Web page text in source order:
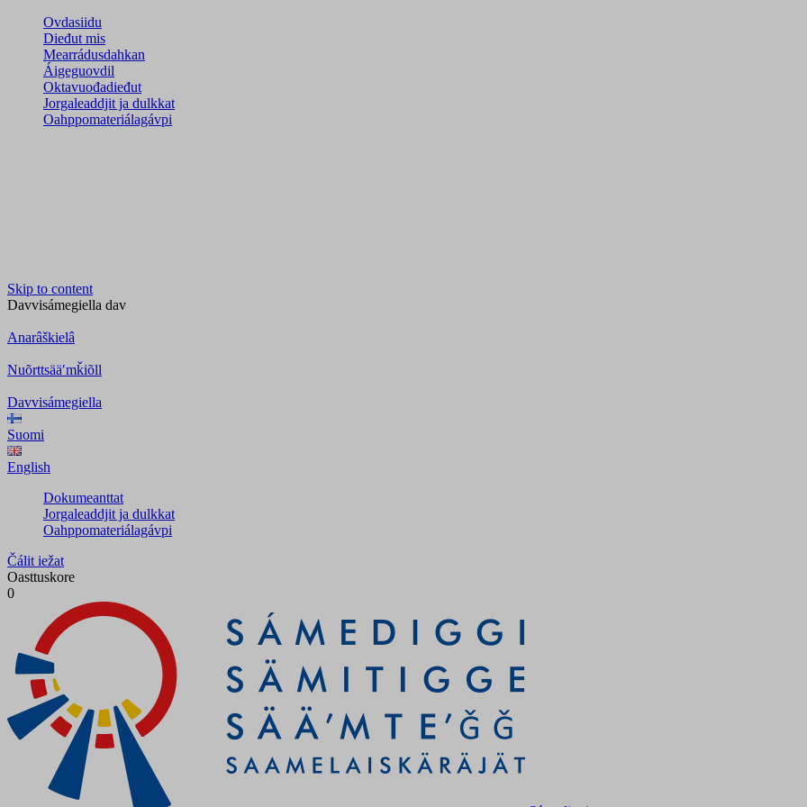
Ovdasiidu
Dieđut mis
Mearrádusdahkan
Áigeguovdil
Oktavuođadieđut
Jorgaleaddjit ja dulkkat
Oahppomateriálagávpi
Skip to content
Davvisámegiella dav
Anarâškielâ
Nuõrttsääʹmǩiõll
Davvisámegiella
Suomi
English
Dokumeanttat
Jorgaleaddjit ja dulkkat
Oahppomateriálagávpi
Čálit iežat
Oasttuskore
0